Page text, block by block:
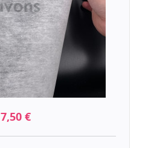
7,50 €